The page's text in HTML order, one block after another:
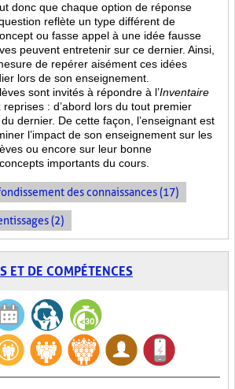
donc que chaque option de réponse
reflète un type différent de
ou fasse appel à une idée fausse
peuvent entretenir sur ce dernier. Ainsi,
de repérer aisément ces idées
lors de son enseignement.
sont invités à répondre à l’Inventaire
reprises : d’abord lors du tout premier
dernier. De cette façon, l’enseignant est
l’impact de son enseignement sur les
ou encore sur leur bonne
importants du cours.
des connaissances (17)
(2)
ET DE COMPÉTENCES